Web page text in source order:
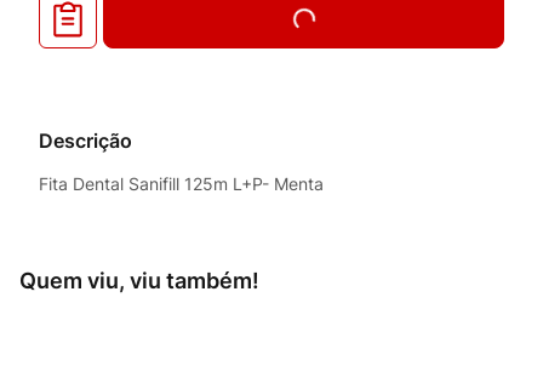
Descrição
Fita Dental Sanifill 125m L+P- Menta
Quem viu, viu também!